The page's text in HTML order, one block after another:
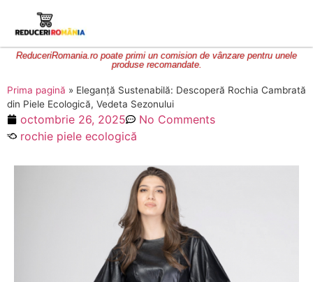
ReduceriRomania.ro poate primi un comision de vânzare pentru unele
produse recomandate.
Prima pagină » Eleganță Sustenabilă: Descoperă Rochia Cambrată
din Piele Ecologică, Vedeta Sezonului
octombrie 26, 2025
No Comments
rochie piele ecologică